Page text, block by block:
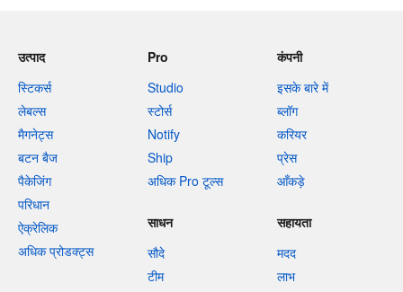
उत्पाद
स्टिकर्स
लेबल्स
मैगनेट्स
बटन बैज
पैकेजिंग
परिधान
ऐक्रेलिक
अधिक प्रोडक्ट्स
Pro
Studio
स्टोर्स
Notify
Ship
अधिक Pro टूल्स
कंपनी
इसके बारे में
ब्लॉग
करियर
प्रेस
आँकड़े
साधन
सौदे
टीम
सहायता
मदद
लाभ